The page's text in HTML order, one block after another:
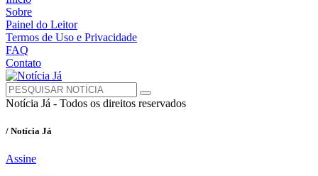
Sobre
Painel do Leitor
Termos de Uso e Privacidade
FAQ
Contato
Notícia Já - Todos os direitos reservados
/ Notícia Já
Assine